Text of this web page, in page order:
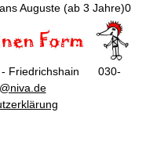
Auguste (ab 3 Jahre)0
- Friedrichshain 030-